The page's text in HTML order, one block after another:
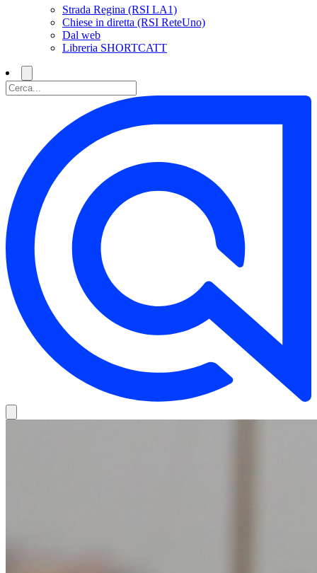
Strada Regina (RSI LA1)
Chiese in diretta (RSI ReteUno)
Dal web
Libreria SHORTCATT